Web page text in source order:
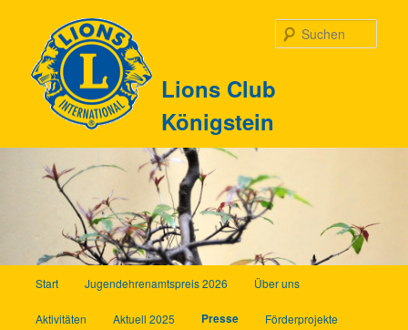
wechseln
Lions Club
Königstein
Start Jugendehrenamtspreis 2026 Über uns
Aktivitäten Aktuell 2025 Presse Förderprojekte